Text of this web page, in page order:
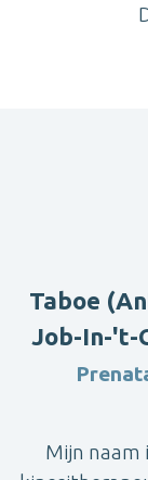
Taboe
Job-In-'t-
Mijn naam